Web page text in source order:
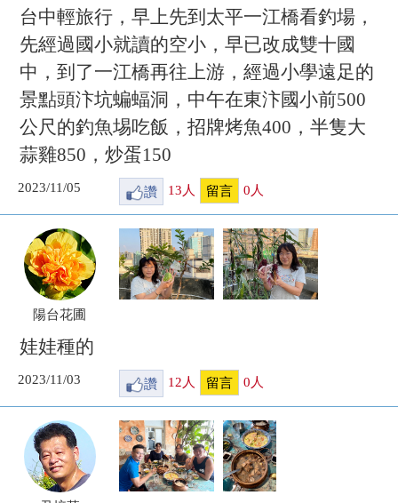
台中輕旅行，早上先到太平一江橋看釣場，
先經過國小就讀的空小，早已改成雙十國
中，到了一江橋再往上游，經過小學遠足的
景點頭汴坑蝙蝠洞，中午在東汴國小前500
公尺的釣魚埸吃飯，招牌烤魚400，半隻大
蒜雞850，炒蛋150
2023/11/05 讚 13 人 留言 0 人
陽台花圃
娃娃種的
2023/11/03 讚 12 人 留言 0 人